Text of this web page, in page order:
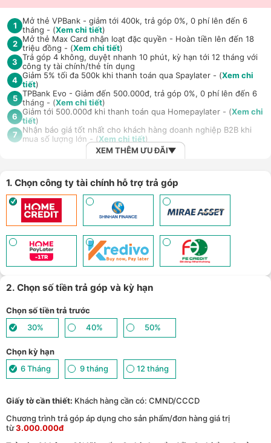
1
Mở thẻ VPBank - giảm tới 400k, trả góp 0%, 0 phí lên đến 6
tháng - (Xem chi tiết)
2 Mở thẻ Max Card nhận loạt đặc quyền - Hoàn tiền lên đến 18
triệu đồng - (Xem chi tiết)
3 Trả góp 4 không, duyệt nhanh 10 phút, kỳ hạn tới 12 tháng với
công ty tài chính/thẻ tín dụng
4 Giảm 5% tối đa 500k khi thanh toán qua Spaylater - (Xem chi
tiết)
5 TPBank Evo - Giảm đến 500.000đ, trả góp 0%, 0 phí lên đến 6
tháng - (Xem chi tiết)
6 Giảm tới 500.000đ khi thanh toán qua Homepaylater - (Xem chi
tiết)
7
Nhận báo giá tốt nhất cho khách hàng doanh nghiệp B2B khi
mua số lượng lớn - (Xem chi tiết)
XEM THÊM ƯU ĐÃI
1. Chọn công ty tài chính hỗ trợ trả góp
2. Chọn số tiền trả góp và kỳ hạn
Chọn số tiền trả trước
30%
40% 50%
Chọn kỳ hạn
6 Tháng
9 tháng 12 tháng
Giấy tờ cần thiết: Khách hàng cần có: CMND/CCCD
Chương trình trả góp áp dụng cho sản phẩm/đơn hàng giá trị
từ3.000.000đ